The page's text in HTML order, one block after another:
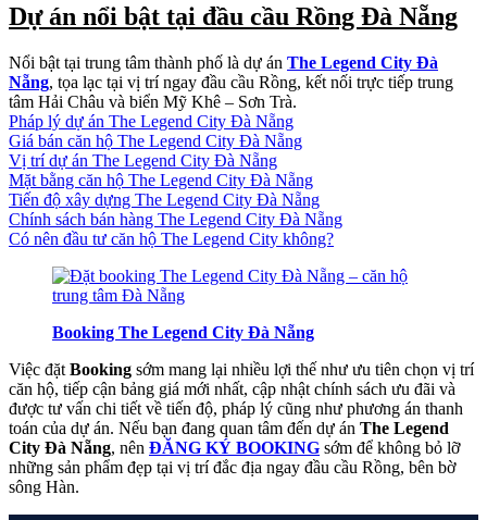
Dự án nổi bật tại đầu cầu Rồng Đà Nẵng
Nổi bật tại trung tâm thành phố là dự án The Legend City Đà
Nẵng, tọa lạc tại vị trí ngay đầu cầu Rồng, kết nối trực tiếp trung
tâm Hải Châu và biển Mỹ Khê – Sơn Trà.
Pháp lý dự án The Legend City Đà Nẵng
Giá bán căn hộ The Legend City Đà Nẵng
Vị trí dự án The Legend City Đà Nẵng
Mặt bằng căn hộ The Legend City Đà Nẵng
Tiến độ xây dựng The Legend City Đà Nẵng
Chính sách bán hàng The Legend City Đà Nẵng
Có nên đầu tư căn hộ The Legend City không?
Booking The Legend City Đà Nẵng
Việc đặt Booking sớm mang lại nhiều lợi thế như ưu tiên chọn vị trí
căn hộ, tiếp cận bảng giá mới nhất, cập nhật chính sách ưu đãi và
được tư vấn chi tiết về tiến độ, pháp lý cũng như phương án thanh
toán của dự án. Nếu bạn đang quan tâm đến dự án The Legend
City Đà Nẵng, nên ĐĂNG KÝ BOOKING sớm để không bỏ lỡ
những sản phẩm đẹp tại vị trí đắc địa ngay đầu cầu Rồng, bên bờ
sông Hàn.